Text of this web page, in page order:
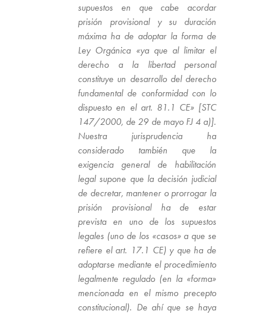
supuestos en que cabe acordar
prisión provisional y su duración
máxima ha de adoptar la forma de
Ley Orgánica «ya que al limitar el
derecho a la libertad personal
constituye un desarrollo del derecho
fundamental de conformidad con lo
dispuesto en el art. 81.1 CE» [STC
147/2000, de 29 de mayo FJ 4 a)].
Nuestra jurisprudencia ha
considerado también que la
exigencia general de habilitación
legal supone que la decisión judicial
de decretar, mantener o prorrogar la
prisión provisional ha de estar
prevista en uno de los supuestos
legales (uno de los «casos» a que se
refiere el art. 17.1 CE) y que ha de
adoptarse mediante el procedimiento
legalmente regulado (en la «forma»
mencionada en el mismo precepto
constitucional). De ahí que se haya